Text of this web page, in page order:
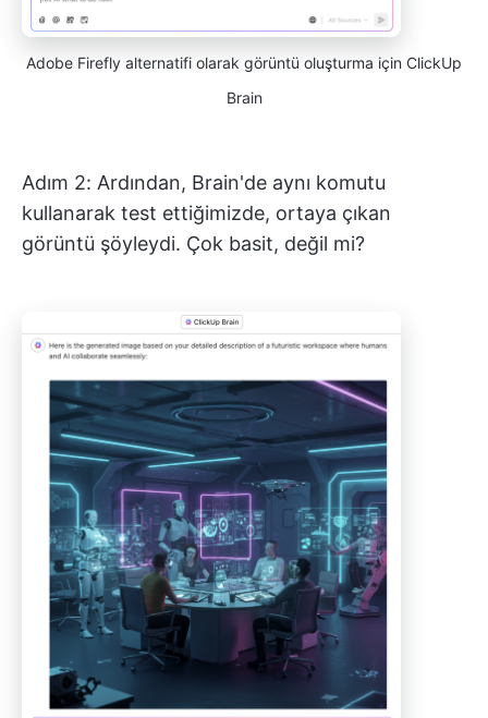
Adobe Firefly alternatifi olarak görüntü oluşturma için ClickUp
Brain
Adım 2: Ardından, Brain'de aynı komutu
kullanarak test ettiğimizde, ortaya çıkan
görüntü şöyleydi. Çok basit, değil mi?